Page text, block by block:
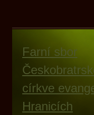
Farní sbor
církve
Hranicích